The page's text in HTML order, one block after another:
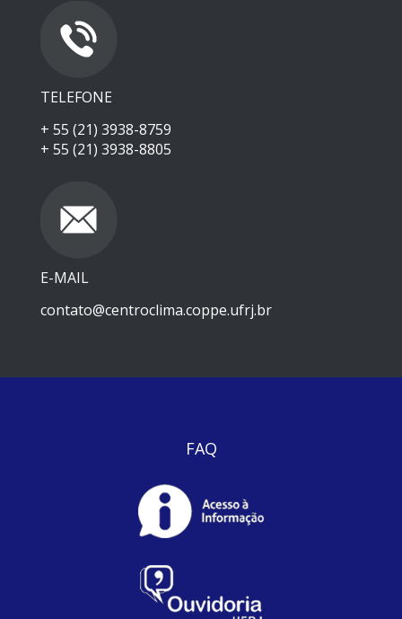
TELEFONE
+ 55 (21) 3938-8759
+ 55 (21) 3938-8805
E-MAIL
contato@centroclima.coppe.ufrj.br
FAQ